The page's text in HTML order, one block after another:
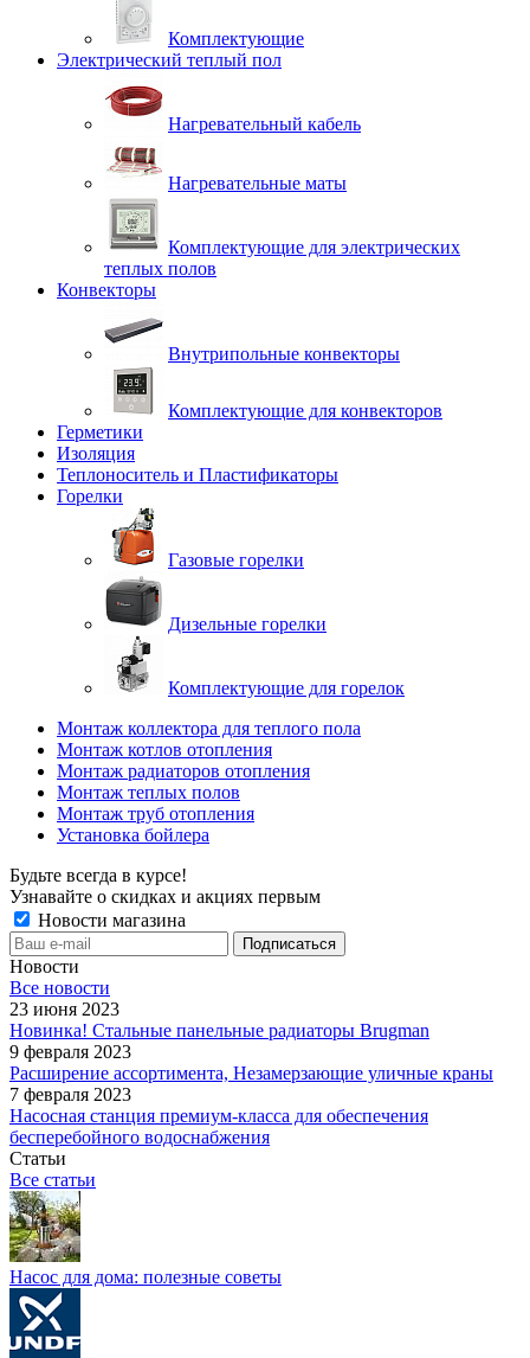
Комплектующие
Электрический теплый пол
Нагревательный кабель
Нагревательные маты
Комплектующие для электрических
теплых полов
Конвекторы
Внутрипольные конвекторы
Комплектующие для конвекторов
Герметики
Изоляция
Теплоноситель и Пластификаторы
Горелки
Газовые горелки
Дизельные горелки
Комплектующие для горелок
Монтаж коллектора для теплого пола
Монтаж котлов отопления
Монтаж радиаторов отопления
Монтаж теплых полов
Монтаж труб отопления
Установка бойлера
Будьте всегда в курсе!
Узнавайте о скидках и акциях первым
Новости магазина
Новости
Все новости
23 июня 2023
Новинка! Стальные панельные радиаторы Brugman
9 февраля 2023
Расширение ассортимента, Незамерзающие уличные краны
7 февраля 2023
Насосная станция премиум-класса для обеспечения
бесперебойного водоснабжения
Статьи
Все статьи
Насос для дома: полезные советы